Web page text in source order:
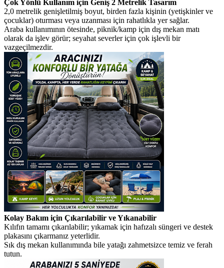
Çok Yönlü Kullanım için Geniş 2 Metrelik Tasarım
2,0 metrelik genişletilmiş boyut, birden fazla kişinin (yetişkinler ve
çocuklar) oturması veya uzanması için rahatlıkla yer sağlar.
Araba kullanımının ötesinde, piknik/kamp için dış mekan matı
olarak da işlev görür; seyahat severler için çok işlevli bir
vazgeçilmezdir.
Kolay Bakım için Çıkarılabilir ve Yıkanabilir
Kılıfın tamamı çıkarılabilir; yıkamak için hafızalı süngeri ve destek
plakasını çıkarmanız yeterlidir.
Sık dış mekan kullanımında bile yatağı zahmetsizce temiz ve ferah
tutun.